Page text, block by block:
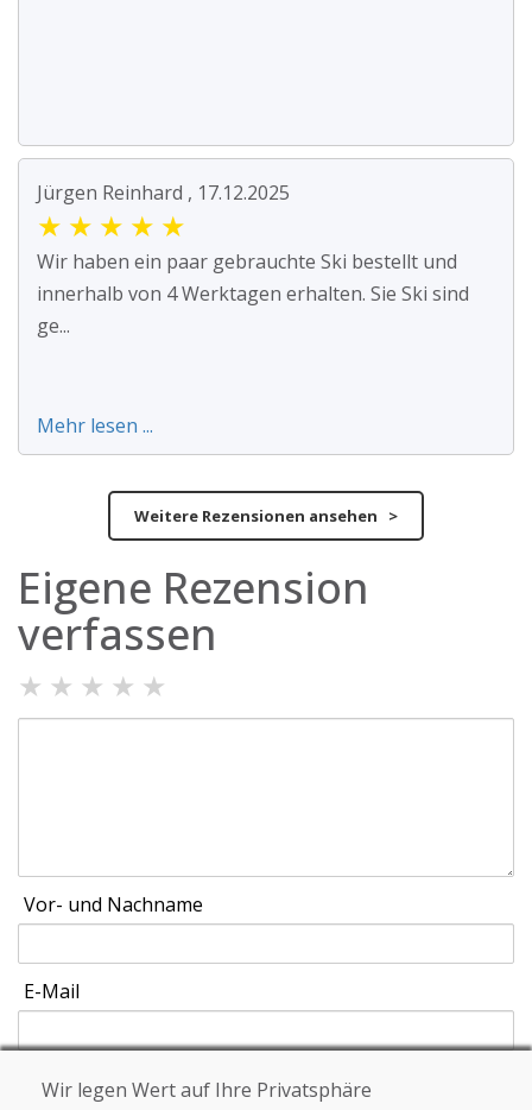
Jürgen Reinhard , 17.12.2025
★ ★ ★ ★ ★
Wir haben ein paar gebrauchte Ski bestellt und
innerhalb von 4 Werktagen erhalten. Sie Ski sind
ge...
Mehr lesen ...
Weitere Rezensionen ansehen >
Eigene Rezension
verfassen
★ ★ ★ ★ ★
Vor- und Nachname
E-Mail
Wir legen Wert auf Ihre Privatsphäre